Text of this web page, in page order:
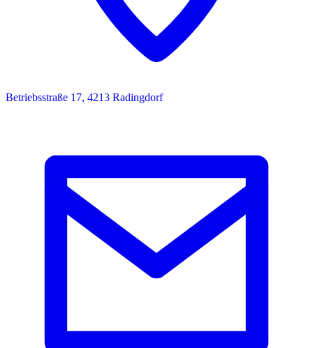
Betriebsstraße 17, 4213 Radingdorf